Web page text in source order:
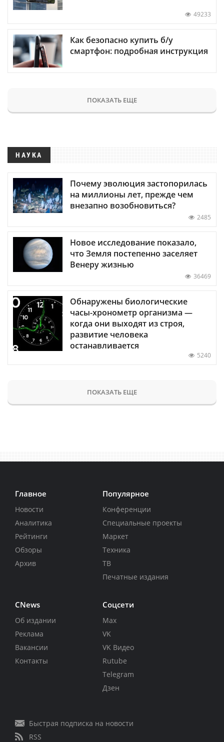
49233
Как безопасно купить б/у
смартфон: подробная инструкция
ПОКАЗАТЬ ЕЩЕ
НАУКА
Почему эволюция застопорилась
на миллионы лет, прежде чем
внезапно возобновиться?
2485
Новое исследование показало,
что Земля постепенно заселяет
Венеру жизнью
36469
Обнаружены биологические
часы-хронометр организма —
когда они выходят из строя,
развитие человека
останавливается
5240
ПОКАЗАТЬ ЕЩЕ
Главное
Новости
Аналитика
Рейтинги
Обзоры
Архив
Популярное
Конференции
Специальные проекты
Маркет
Техника
ТВ
Печатные издания
CNews
Об издании
Реклама
Вакансии
Контакты
Соцсети
Max
VK
VK Видео
Rutube
Telegram
Дзен
Быстрая подписка на новости
RSS